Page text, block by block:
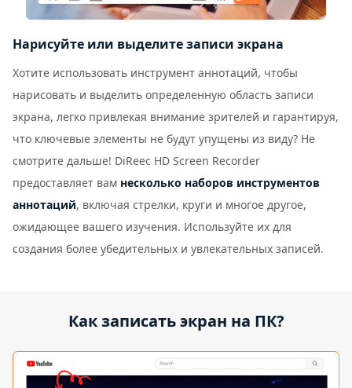
Нарисуйте или выделите записи экрана
Хотите использовать инструмент аннотаций, чтобы
нарисовать и выделить определенную область записи
экрана, легко привлекая внимание зрителей и гарантируя,
что ключевые элементы не будут упущены из виду? Не
смотрите дальше! DiReec HD Screen Recorder
предоставляет вам несколько наборов инструментов
аннотаций, включая стрелки, круги и многое другое,
ожидающее вашего изучения. Используйте их для
создания более убедительных и увлекательных записей.
Как записать экран на ПК?